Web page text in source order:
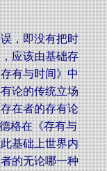
，即没有把时
应该由基础存
有与时间》中
论的传统立场
在者的存有论
格在《存有与
基础上世界内
的无论哪一种